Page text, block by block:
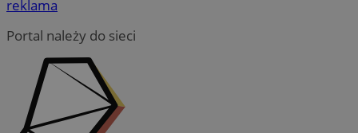
reklama
Portal należy do sieci